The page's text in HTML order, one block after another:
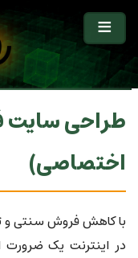
طراحی سایت
اختصاصی)
با کاهش فروش سنتی و
در اینترنت یک